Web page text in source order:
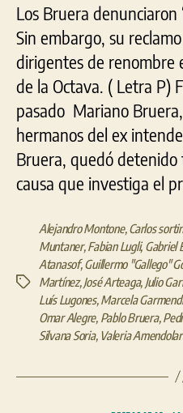
Los Bruera denunciaron
Sin embargo, su
dirigentes de renombre
de la Octava. ( Letra P)
pasado Mariano
hermanos del ex
Bruera, quedó detenido
causa que investiga el
Etiquetas
Alejandro Montone,Carlos
Muntaner,Fabian Lugli, Gabriel
Atanasof,Guillermo "Gallego"
Martínez,José Arteaga, Julio
Luís Lugones,Marcela
Omar Alegre, Pablo Bruera,
Silvana Soria, Valeria